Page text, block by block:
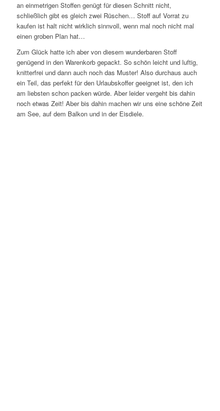
an einmetrigen Stoffen genügt für diesen Schnitt nicht,
schließlich gibt es gleich zwei Rüschen… Stoff auf Vorrat zu
kaufen ist halt nicht wirklich sinnvoll, wenn mal noch nicht mal
einen groben Plan hat…
Zum Glück hatte ich aber von diesem wunderbaren Stoff
genügend in den Warenkorb gepackt. So schön leicht und luftig,
knitterfrei und dann auch noch das Muster! Also durchaus auch
ein Teil, das perfekt für den Urlaubskoffer geeignet ist, den ich
am liebsten schon packen würde. Aber leider vergeht bis dahin
noch etwas Zeit! Aber bis dahin machen wir uns eine schöne Zeit
am See, auf dem Balkon und in der Eisdiele.